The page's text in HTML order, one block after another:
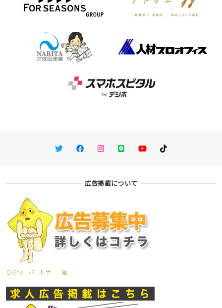
TwitterFacebookInstagram
LINE You TubeTikTok
広告掲載について
ひらつーパートナー一覧